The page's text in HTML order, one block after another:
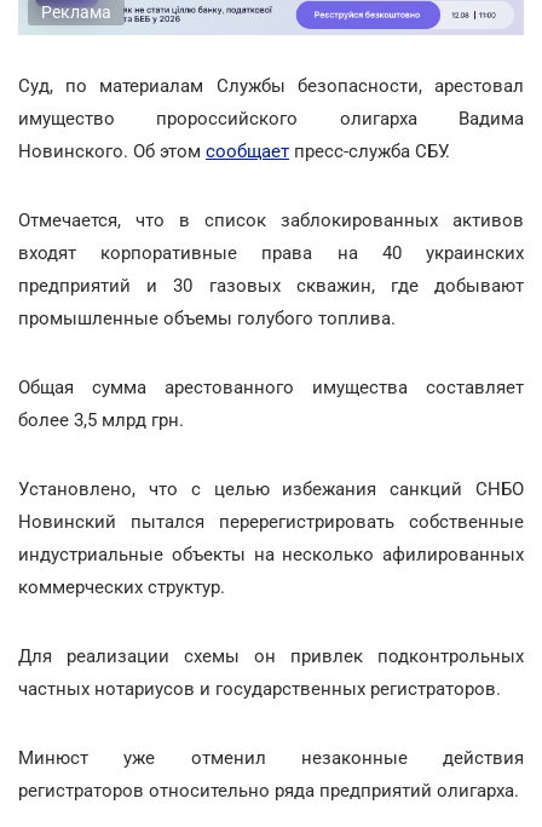
Реклама
Суд, по материалам Службы безопасности, арестовал
имущество пророссийского олигарха Вадима
Новинского. Об этом сообщает пресс-служба СБУ.
Отмечается, что в список заблокированных активов
входят корпоративные права на 40 украинских
предприятий и 30 газовых скважин, где добывают
промышленные объемы голубого топлива.
Общая сумма арестованного имущества составляет
более 3,5 млрд грн.
Установлено, что с целью избежания санкций СНБО
Новинский пытался перерегистрировать собственные
индустриальные объекты на несколько афилированных
коммерческих структур.
Для реализации схемы он привлек подконтрольных
частных нотариусов и государственных регистраторов.
Минюст уже отменил незаконные действия
регистраторов относительно ряда предприятий олигарха.